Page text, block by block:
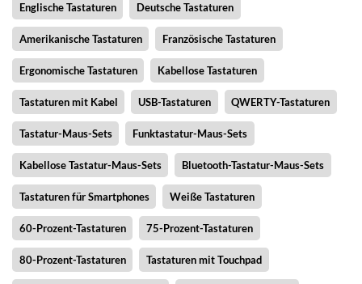
Englische Tastaturen Deutsche Tastaturen
Amerikanische Tastaturen Französische Tastaturen
Ergonomische Tastaturen Kabellose Tastaturen
Tastaturen mit Kabel USB-Tastaturen QWERTY-Tastaturen
Tastatur-Maus-Sets Funktastatur-Maus-Sets
Kabellose Tastatur-Maus-Sets Bluetooth-Tastatur-Maus-Sets
Tastaturen für Smartphones Weiße Tastaturen
60-Prozent-Tastaturen 75-Prozent-Tastaturen
80-Prozent-Tastaturen Tastaturen mit Touchpad